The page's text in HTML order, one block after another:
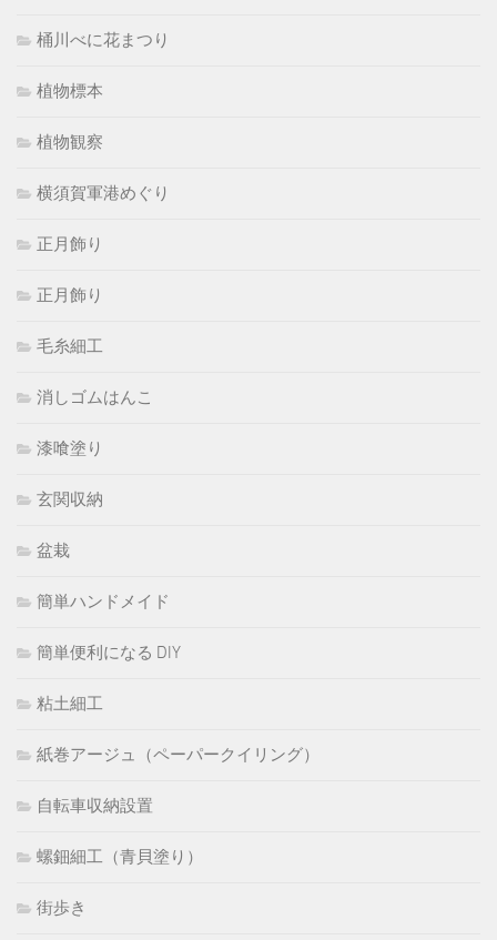
桶川べに花まつり
植物標本
植物観察
横須賀軍港めぐり
正月飾り
正月飾り
毛糸細工
消しゴムはんこ
漆喰塗り
玄関収納
盆栽
簡単ハンドメイド
簡単便利になる DIY
粘土細工
紙巻アージュ（ペーパークイリング）
自転車収納設置
螺鈿細工（青貝塗り）
街歩き